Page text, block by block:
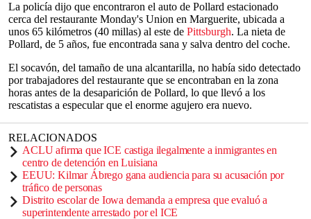
La policía dijo que encontraron el auto de Pollard estacionado
cerca del restaurante Monday's Union en Marguerite, ubicada a
unos 65 kilómetros (40 millas) al este de Pittsburgh. La nieta de
Pollard, de 5 años, fue encontrada sana y salva dentro del coche.
El socavón, del tamaño de una alcantarilla, no había sido detectado
por trabajadores del restaurante que se encontraban en la zona
horas antes de la desaparición de Pollard, lo que llevó a los
rescatistas a especular que el enorme agujero era nuevo.
RELACIONADOS
ACLU afirma que ICE castiga ilegalmente a inmigrantes en
centro de detención en Luisiana
EEUU: Kilmar Ábrego gana audiencia para su acusación por
tráfico de personas
Distrito escolar de Iowa demanda a empresa que evaluó a
superintendente arrestado por el ICE